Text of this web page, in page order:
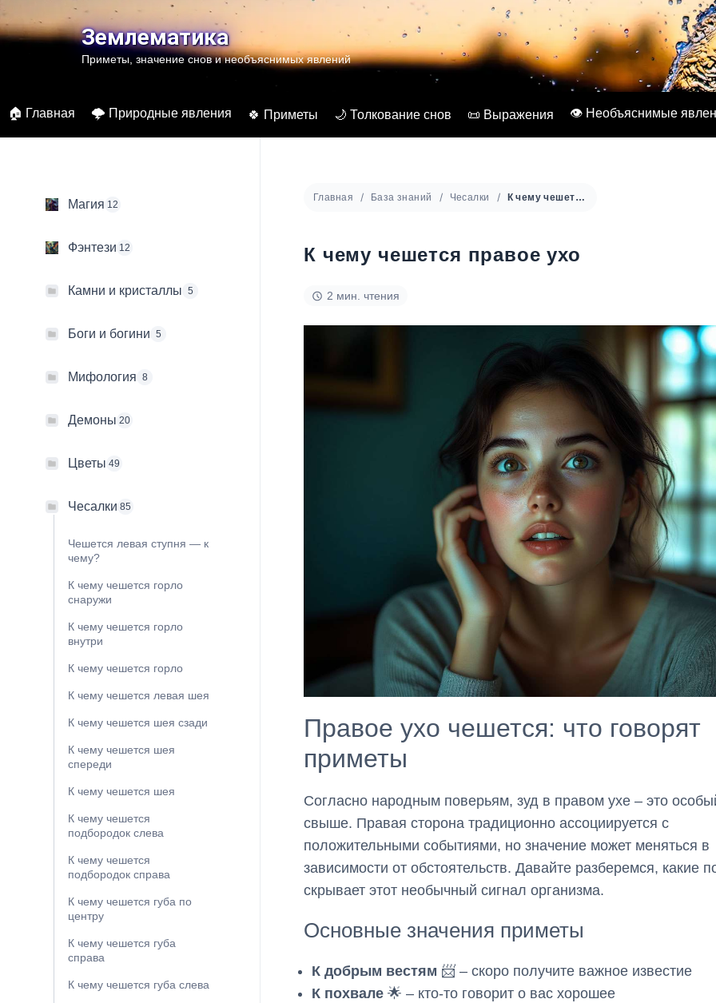
к
содержимомуЗемлематика
Приметы, значение снов и необъяснимых явлений
🏠 Главная 🌩️ Природные явления 🍀 Приметы 🌙 Толкование снов 📜 Выражения 👁️ Необъяснимые
Магия 12
Фэнтези 12
Камни и кристаллы 5
Боги и богини 5
Мифология 8
Демоны 20
Цветы 49
Чесалки 85
Чешется левая ступня — к
чему?
К чему чешется горло
снаружи
К чему чешется горло
внутри
К чему чешется горло
К чему чешется левая шея
К чему чешется шея сзади
К чему чешется шея
спереди
К чему чешется шея
К чему чешется
подбородок слева
К чему чешется
подбородок справа
К чему чешется губа по
центру
К чему чешется губа
справа
К чему чешется губа слева
Главная База знаний Чесалки К чему чешется правое ухо
К чему чешется правое ухо
2 мин. чтения
Правое ухо чешется: что говорят
приметы
Согласно народным поверьям, зуд в правом ухе – это
свыше. Правая сторона традиционно ассоциируется с
положительными событиями, но значение может меняться в
зависимости от обстоятельств. Давайте разберемся, какие
скрывает этот необычный сигнал организма.
Основные значения приметы
К добрым вестям 📨 – скоро получите важное известие
К похвале🌟 – кто-то говорит о вас хорошее